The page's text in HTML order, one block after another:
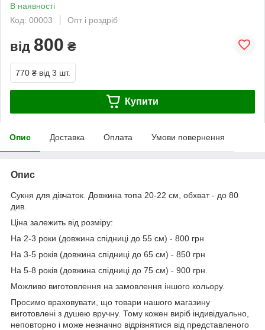
В наявності
Код: 00003
Опт і роздріб
від 800 ₴
770 ₴ від 3 шт.
Купити
Опис Доставка Оплата Умови повернення
Опис
Сукня для дівчаток. Довжина топа 20-22 см, обхват - до 80
див.
Ціна залежить від розміру:
На 2-3 роки (довжина спідниці до 55 см) - 800 грн
На 3-5 років (довжина спідниці до 65 см) - 850 грн
На 5-8 років (довжина спідниці до 75 см) - 900 грн.
Можливо виготовлення на замовлення іншого кольору.
Просимо враховувати, що товари нашого магазину
виготовлені з душею вручну. Тому кожен виріб індивідуально,
неповторно і може незначно відрізнятися від представленого